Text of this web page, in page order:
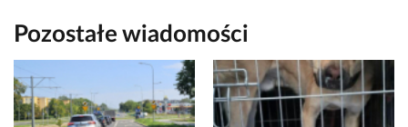
Pozostałe wiadomości